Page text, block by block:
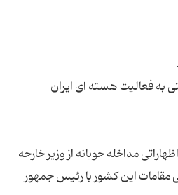
مداخله جویانه از وزیر خارجه
مقامات این کشور با رئیس جمهور